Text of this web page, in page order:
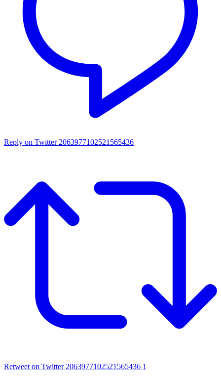
Reply on Twitter 2063977102521565436
Retweet on Twitter 2063977102521565436 1